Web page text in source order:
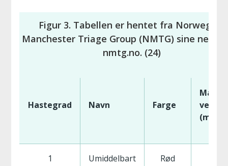
Figur 3. Tabellen er hentet fra Norwegian
Manchester Triage Group (NMTG) sine
nmtg.no. (24)
Hastegrad Navn Farge
Maks
(min)
1 Umiddelbart Rød